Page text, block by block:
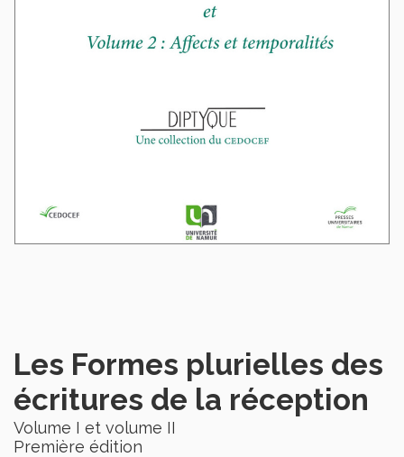
Les Formes plurielles des
écritures de la réception
Volume I et volume II
Première édition